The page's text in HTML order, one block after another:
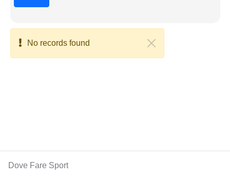
No records found
Dove Fare Sport